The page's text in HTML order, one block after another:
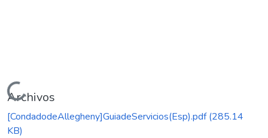
Cargando...
Archivos
[CondadodeAllegheny]GuiadeServicios(Esp).pdf(285.14
KB)